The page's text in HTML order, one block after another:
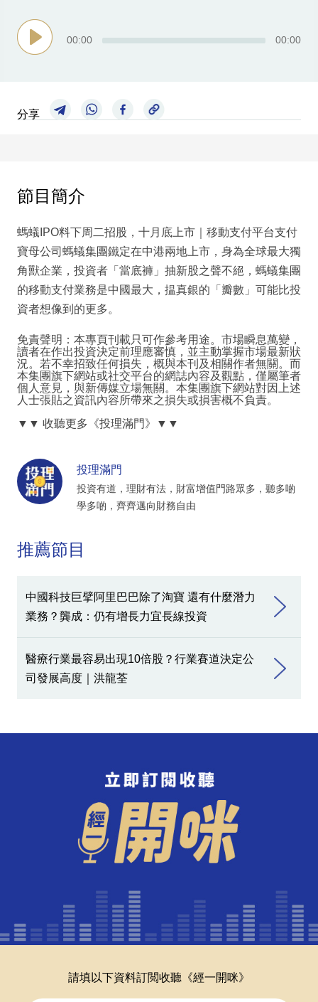
專
閱
專
00:00 00:00
分享
節目簡介
螞蟻IPO料下周二招股，十月底上市｜移動支付平台支付
寶母公司螞蟻集團鐵定在中港兩地上市，身為全球最大獨
角獸企業，投資者「當底褲」抽新股之聲不絕，螞蟻集團
的移動支付業務是中國最大，揾真銀的「瓣數」可能比投
資者想像到的更多。
免責聲明：本專頁刊載只可作參考用途。市場瞬息萬變，
讀者在作出投資決定前理應審慎，並主動掌握市場最新狀
況。若不幸招致任何損失，概與本刊及相關作者無關。而
本集團旗下網站或社交平台的網誌內容及觀點，僅屬筆者
個人意見，與新傳媒立場無關。本集團旗下網站對因上述
人士張貼之資訊內容所帶來之損失或損害概不負責。
▼▼ 收聽更多《投理滿門》 ▼▼
投理滿門
投資有道，理財有法，財富增值門路眾多，聽多啲
學多啲，齊齊邁向財務自由
推薦節目
中國科技巨擘阿里巴巴除了淘寶 還有什麼潛力
業務？龔成：仍有增長力宜長線投資
醫療行業最容易出現10倍股？行業賽道決定公
司發展高度｜洪龍荃
請填以下資料訂閲收聽《經一開咪》